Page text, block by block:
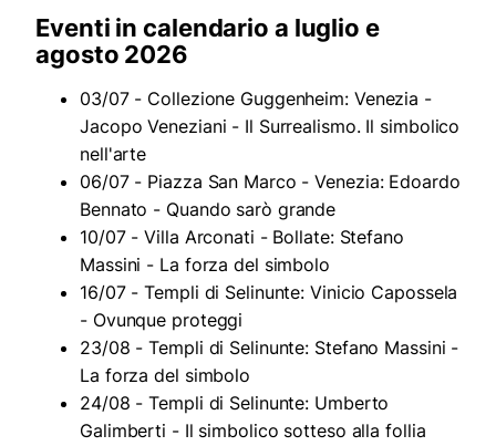
Eventi in calendario a luglio e
agosto 2026
03/07 - Collezione Guggenheim: Venezia -
Jacopo Veneziani - Il Surrealismo. Il simbolico
nell'arte
06/07 - Piazza San Marco - Venezia: Edoardo
Bennato - Quando sarò grande
10/07 - Villa Arconati - Bollate: Stefano
Massini - La forza del simbolo
16/07 - Templi di Selinunte: Vinicio Capossela
- Ovunque proteggi
23/08 - Templi di Selinunte: Stefano Massini -
La forza del simbolo
24/08 - Templi di Selinunte: Umberto
Galimberti - Il simbolico sotteso alla follia